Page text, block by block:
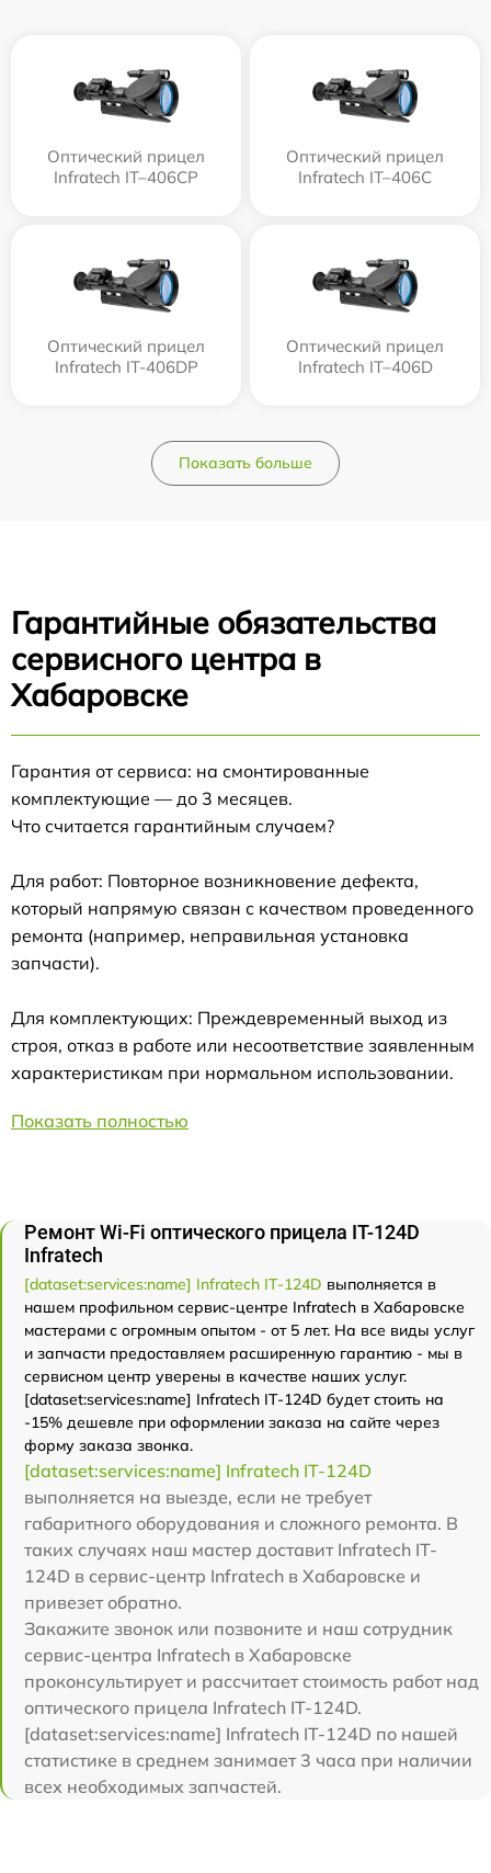
Оптический прицел
Infratech IT–406СP
Оптический прицел
Infratech IT–406С
Оптический прицел
Infratech IT-406DP
Оптический прицел
Infratech IT–406D
Показать больше
Гарантийные обязательства
сервисного центра в
Хабаровске
Гарантия от сервиса: на смонтированные
комплектующие — до 3 месяцев.
Что считается гарантийным случаем?
Для работ: Повторное возникновение дефекта,
который напрямую связан с качеством проведенного
ремонта (например, неправильная установка
запчасти).
Для комплектующих: Преждевременный выход из
строя, отказ в работе или несоответствие заявленным
характеристикам при нормальном использовании.
Показать полностью
Ремонт Wi-Fi оптического прицела IT-124D
Infratech
[dataset:services:name] Infratech IT-124D выполняется в
нашем профильном сервис-центре Infratech в Хабаровске
мастерами с огромным опытом - от 5 лет. На все виды услуг
и запчасти предоставляем расширенную гарантию - мы в
сервисном центр уверены в качестве наших услуг.
[dataset:services:name] Infratech IT-124D будет стоить на
-15% дешевле при оформлении заказа на сайте через
форму заказа звонка.
[dataset:services:name] Infratech IT-124D
выполняется на выезде, если не требует
габаритного оборудования и сложного ремонта. В
таких случаях наш мастер доставит Infratech IT-
124D в сервис-центр Infratech в Хабаровске и
привезет обратно.
Закажите звонок или позвоните и наш сотрудник
сервис-центра Infratech в Хабаровске
проконсультирует и рассчитает стоимость работ над
оптического прицела Infratech IT-124D.
[dataset:services:name] Infratech IT-124D по нашей
статистике в среднем занимает 3 часа при наличии
всех необходимых запчастей.